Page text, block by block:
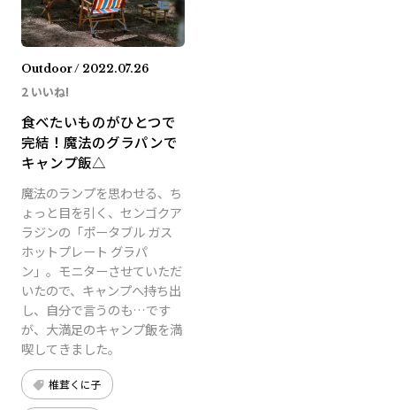
Outdoor / 2022.07.26
2 いいね!
食べたいものがひとつで
完結！魔法のグラパンで
キャンプ飯△
魔法のランプを思わせる、ち
ょっと目を引く、センゴクア
ラジンの「ポータブル ガス
ホットプレート グラパ
ン」。モニターさせていただ
いたので、キャンプへ持ち出
し、自分で言うのも…です
が、大満足のキャンプ飯を満
喫してきました。
椎茸くに子